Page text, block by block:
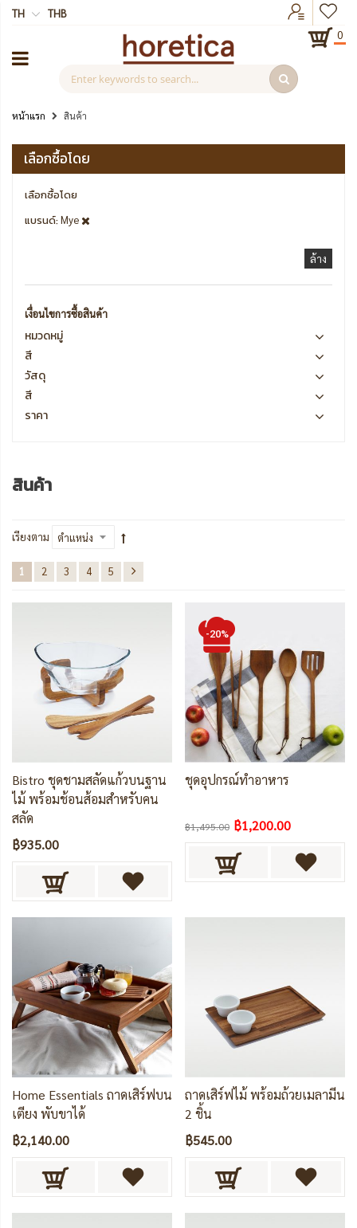
TH
THB
0
หน้าแรก สินค้า
สินค้า
เรียงตาม
1 2 3 4 5
Bistro ชุดชามสลัดแก้วบนฐาน
ไม้ พร้อมช้อนส้อมสำหรับคน
สลัด
฿935.00
-20%
ชุดอุปกรณ์ทำอาหาร
฿1,200.00
฿1,495.00
Home Essentials ถาดเสิร์ฟบน
เตียง พับขาได้
฿2,140.00
ถาดเสิร์ฟไม้ พร้อมถ้วยเมลามีน
2 ชิ้น
฿545.00
เลือกซื้อโดย
เลือกซื้อโดย
แบรนด์ Mye
ล้าง
เงื่อนไขการซื้อสินค้า
หมวดหมู่
สี
วัสดุ
สี
ราคา